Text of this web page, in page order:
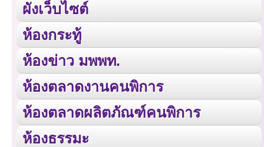
ผังเว็บไซต์
ห้องกระทู้
ห้องข่าว มพพท.
ห้องตลาดงานคนพิการ
ห้องตลาดผลิตภัณฑ์คนพิการ
ห้องธรรมะ